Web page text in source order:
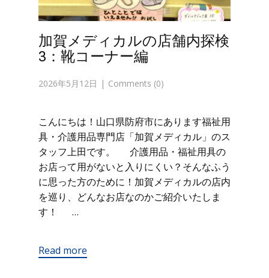
加賀メディカルの店舗内探検
3：靴コーナー編
2026年5月12日 Comments (0)
こんにちは！山口県防府市にあります福祉用
具・介護用品専門店「加賀メディカル」のス
タッフ上田です。 介護用品・福祉用具の
お店って用がないと入りにくい？そんなふう
に思った方のために！加賀メディカルの店内
を巡り、どんなお店なのかご紹介いたしま
す！ …
Read more